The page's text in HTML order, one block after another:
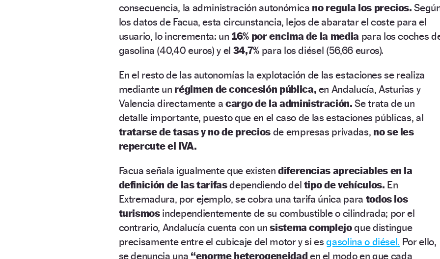
consecuencia, la administración autonómica no regula los precios.
los datos de Facua, esta circunstancia, lejos de abaratar el coste para el
usuario, lo incrementa: un 16% por encima de la media para los coches
gasolina (40,40 euros) y el 34,7%para los diésel (56,66 euros).
En el resto de las autonomías la explotación de las estaciones se realiza
mediante un régimen de concesión pública, en Andalucía, Asturias y
Valencia directamente acargo de la administración. Se trata de un
detalle importante, puesto que en el caso de las estaciones públicas, al
tratarse de tasas y no de preciosde empresas privadas, no se les
repercute el IVA.
Facua señala igualmente que existen diferencias apreciables en la
definición de las tarifasdependiendo del tipo de vehículos. En
Extremadura, por ejemplo, se cobra una tarifa única para todos los
turismosindependientemente de su combustible o cilindrada; por el
contrario, Andalucía cuenta con unsistema complejoque distingue
precisamente entre el cubicaje del motor y si esgasolina o diésel. Por ello,
se denuncia una “enorme heterogeneidaden el modo en que cada